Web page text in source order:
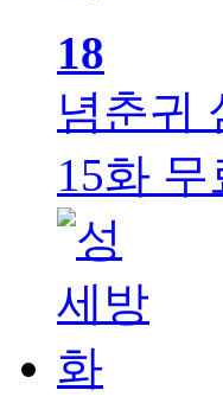
18
념춘귀
15화 무